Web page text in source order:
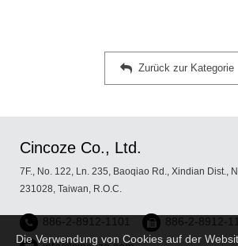
Die Verwendung von Cookies auf der
Zurück zur Kategorie
Cincoze Co., Ltd.
7F., No. 122, Ln. 235, Baoqiao Rd., Xindian Dist.,
231028, Taiwan, R.O.C.
886-2-8912-1101
886-2-8912-